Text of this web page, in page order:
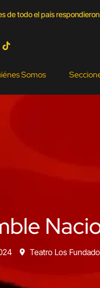
de todo el país
Somos
Teatro Los